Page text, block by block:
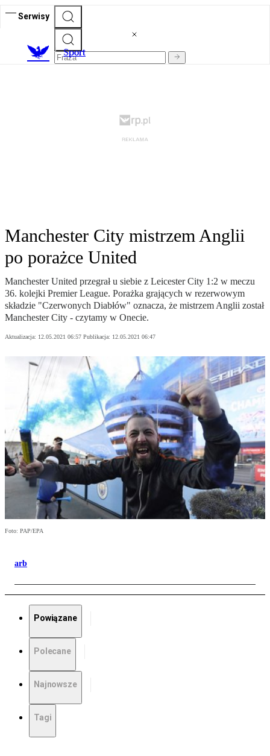
Serwisy
Sport
Manchester City mistrzem Anglii
po porażce United
Manchester United przegrał u siebie z Leicester City 1:2 w meczu
36. kolejki Premier League. Porażka grających w rezerwowym
składzie "Czerwonych Diabłów" oznacza, że mistrzem Anglii został
Manchester City - czytamy w Onecie.
Aktualizacja: 12.05.2021 06:57 Publikacja: 12.05.2021 06:47
Foto: PAP/EPA
arb
Powiązane
Polecane
Najnowsze
Tagi